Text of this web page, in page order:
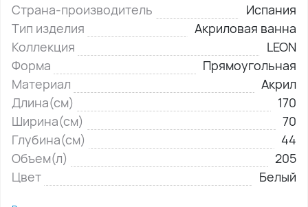
Страна-производитель
Испания
Тип изделия
Акриловая ванна
Коллекция
LEON
Форма
Прямоугольная
Материал
Акрил
Длина(см)
170
Ширина(см)
70
Глубина(см)
44
Объем(л)
205
Цвет
Белый